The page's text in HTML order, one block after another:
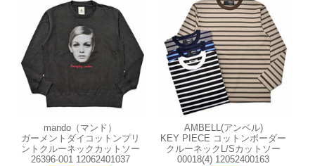
mando（マンド）
ガーメントダイコットンプリ
ントクルーネックカットソー
26396-001 12062401037
AMBELL(アンベル)
KEY PIECE コットンボーダー
クルーネックL/Sカットソー
00018(4) 12052400163